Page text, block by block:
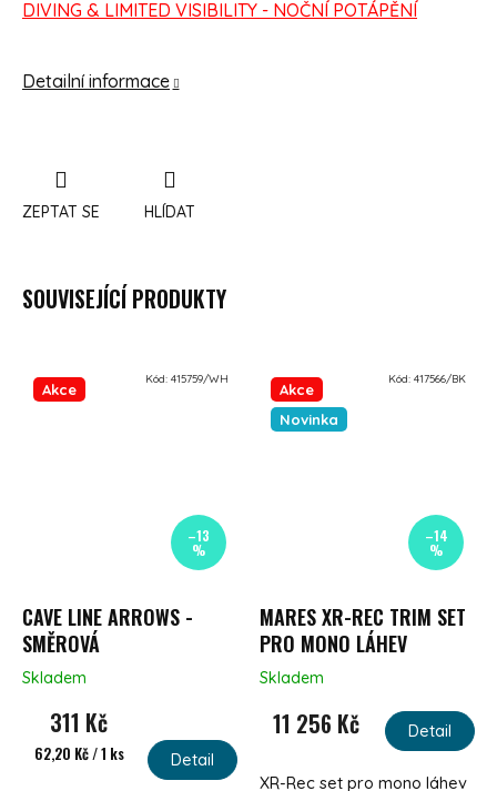
DIVING & LIMITED VISIBILITY - NOČNÍ POTÁPĚNÍ
Detailní informace
ZEPTAT SE HLÍDAT
SOUVISEJÍCÍ PRODUKTY
Akce
–13
%
CAVE LINE ARROWS -
SMĚROVÁ
Skladem
311 Kč
Měrná cena:
62,20 Kč / 1 ks Detail
Kód: 415759/WH
Akce
Novinka
–14
%
MARES XR-REC TRIM SET
PRO MONO LÁHEV
Skladem
11 256 Kč Detail
XR-Rec set pro mono láhev
Kód: 417566/BK